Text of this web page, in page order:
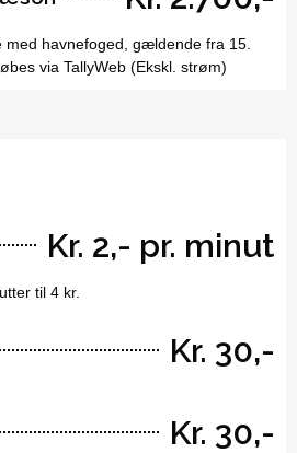
havnefoged, gældende fra 15.
via TallyWeb (Ekskl. strøm)
Kr. 2,- pr. minut
til 4 kr.
Kr. 30,-
Kr. 30,-